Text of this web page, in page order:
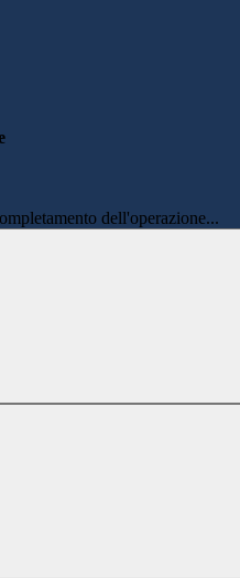
dell'operazione...